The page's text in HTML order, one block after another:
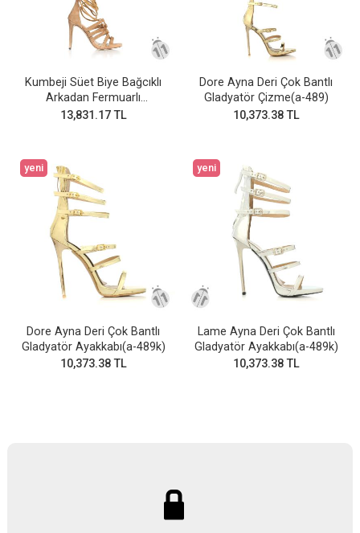
Kumbeji Süet Biye Bağcıklı
Arkadan Fermuarlı
Gladyatör Çizme
13,831.17 TL
Dore Ayna Deri Çok Bantlı
Gladyatör Çizme(a-489)
10,373.38 TL
yeni
Dore Ayna Deri Çok Bantlı
Gladyatör Ayakkabı(a-489k)
10,373.38 TL
yeni
Lame Ayna Deri Çok Bantlı
Gladyatör Ayakkabı(a-489k)
10,373.38 TL